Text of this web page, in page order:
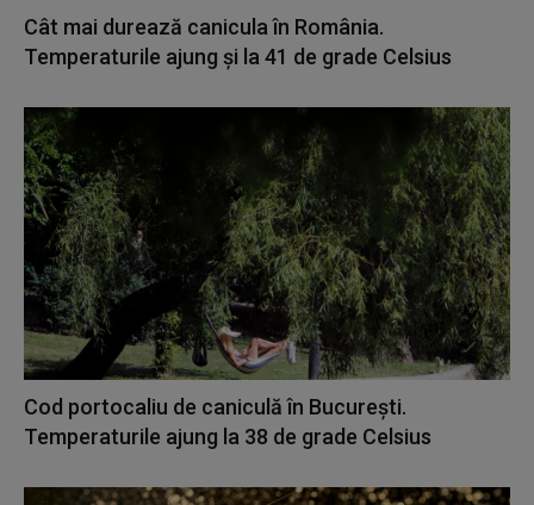
Cât mai durează canicula în România.
Temperaturile ajung și la 41 de grade Celsius
Cod portocaliu de caniculă în București.
Temperaturile ajung la 38 de grade Celsius